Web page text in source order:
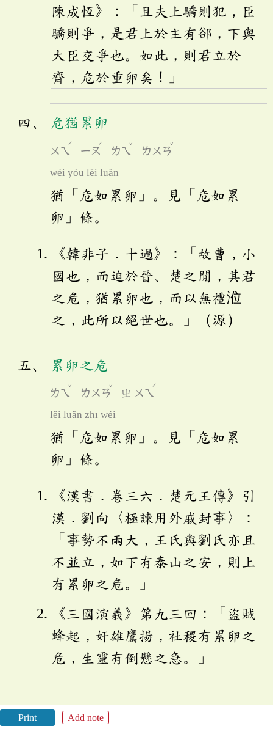
陳成恆》：「且夫上驕則犯，臣
驕則爭，是君上於主有郤，下與
大臣交爭也。如此，則君立於
齊，危於重卵矣！」
危猶累卵
ㄨㄟ
ˊ
ㄧㄡ
ˊ
ㄌㄟ
ˇ
ㄌㄨㄢ
ˇ
wéi yóu lěi luǎn
猶「危如累卵」。見「危如累
卵」條。
《韓非子．十過》：「故曹，小
國也，而迫於晉、楚之閒，其君
之危，猶累卵也，而以無禮涖
之，此所以絕世也。」（源）
累卵之危
ㄌㄟ
ˇ
ㄌㄨㄢ
ˇ
ㄓ ㄨㄟ
ˊ
lěi luǎn zhī wéi
猶「危如累卵」。見「危如累
卵」條。
《漢書．卷三六．楚元王傳》引
漢．劉向〈極諫用外戚封事〉：
「事勢不兩大，王氏與劉氏亦且
不並立，如下有泰山之安，則上
有累卵之危。」
《三國演義》第九三回：「盜賊
蜂起，奸雄鷹揚，社稷有累卵之
危，生靈有倒懸之急。」
Print Add note